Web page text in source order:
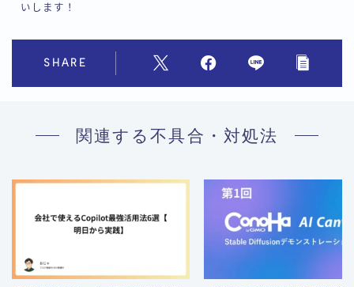
いします！
SHARE
関連する不具合・対処法